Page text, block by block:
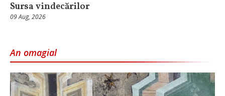
Sursa vindecărilor
09 Aug, 2026
An omagial